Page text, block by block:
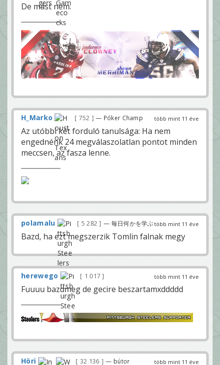
De mást nem.
több mint 11 éve
H_Marko 752 — Póker Champ
Az utóbbi két forduló tanulsága: Ha nem
engednénk 24 megválaszolatlan pontot minden
meccsen, az fasza lenne.
több mint 11 éve
polamalu 5 282 — 毎日何かを学ぶ
Bazd, ha ezt megszerzik Tomlin falnak megy
több mint 11 éve
herewego 1 017
Fuuuu bazdmeg de gecire beszartamxddddd
több mint 11 éve
Höri 32 136 — bútor